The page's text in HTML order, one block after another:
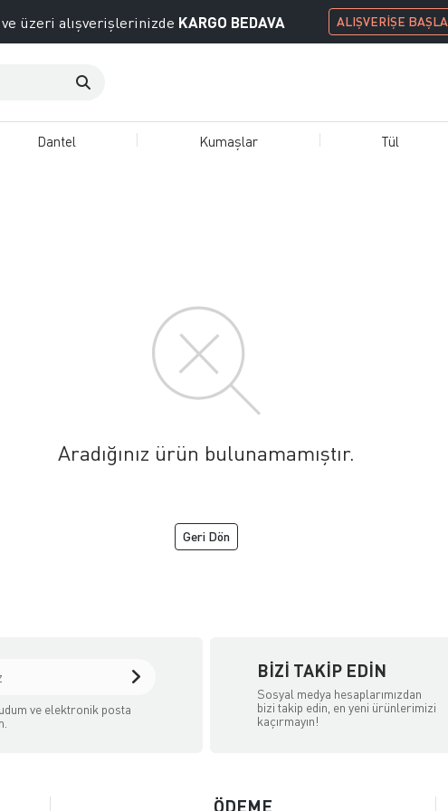
üzeri alışverişlerinizde KARGO BEDAVA ALIŞVERİŞE BAŞLA
Dantel Kumaşlar Tül
Aradığınız ürün bulunamamıştır.
Geri Dön
ve elektronik posta
BIZI TAKIP EDIN
Sosyal medya hesaplarımızdan
bizi takip edin, en yeni ürünlerimizi
kaçırmayın!
ÖDEME